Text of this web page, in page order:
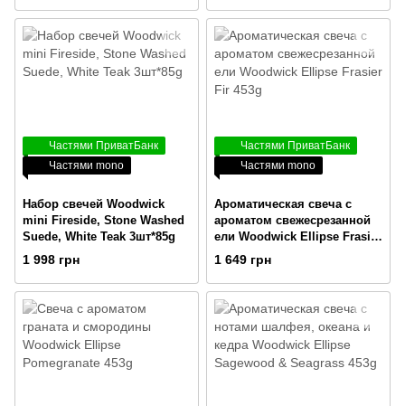
Частями ПриватБанк
Частями mono
Набор свечей Woodwick
mini Fireside, Stone Washed
Suede, White Teak 3шт*85g
1 998 грн
Частями ПриватБанк
Частями mono
Ароматическая свеча с
ароматом свежесрезанной
ели Woodwick Ellipse Frasier
Fir 453g
1 649 грн